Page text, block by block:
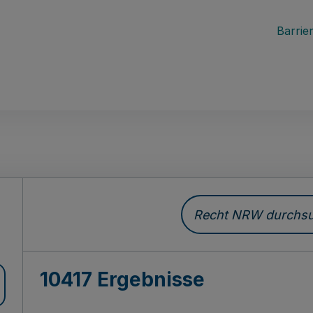
Recht NRW
10417 Ergebnisse